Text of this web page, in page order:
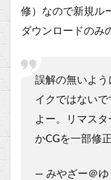
修）なので新規ル
ダウンロードのみ
誤解の無いよう
イクではない
よー。リマス
かCGを一部修
— みやざー＠ゆ